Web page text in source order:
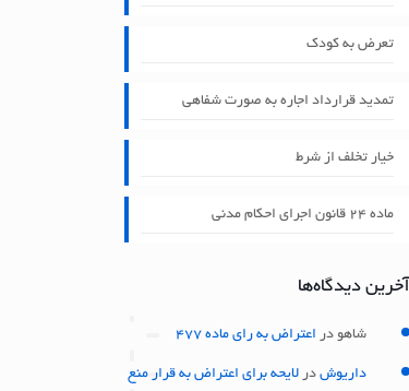
تعرض به کودک
تمدید قرارداد اجاره به صورت شفاهی
خیار تخلف از شرط
ماده ۲۴ قانون اجرای احکام مدنی
آخرین دیدگاه‌ها
شاهو در اعتراض به رای ماده 477
داریوشدر لایحه برای اعتراض به قرار منع